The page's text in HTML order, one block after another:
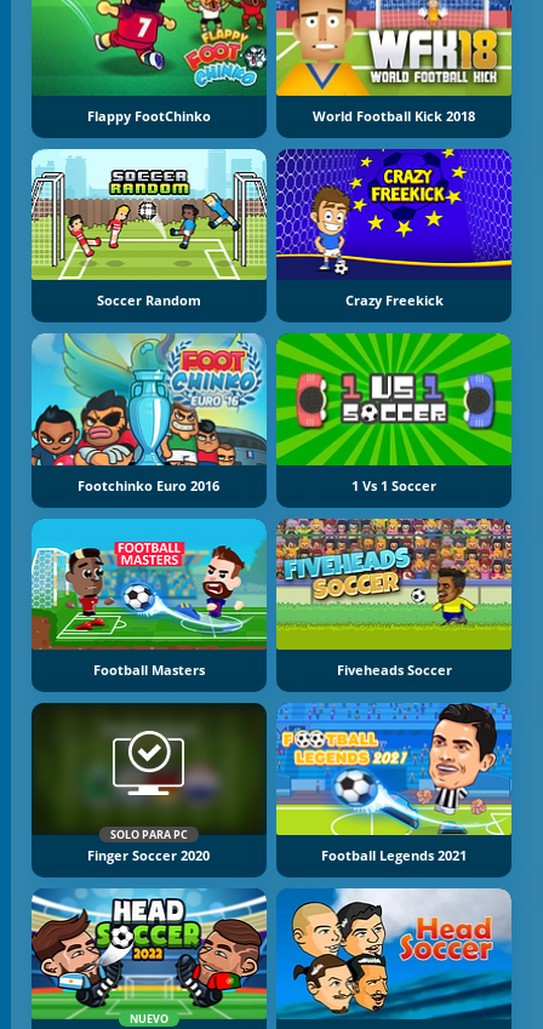
Flappy FootChinko World Football Kick 2018
Soccer Random Crazy Freekick
Footchinko Euro 2016 1 Vs 1 Soccer
Football Masters Fiveheads Soccer
SOLO PARA PC
Finger Soccer 2020 Football Legends 2021
NUEVO